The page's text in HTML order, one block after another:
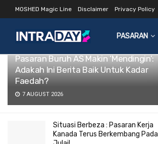
LATEST TRENDING Filter
Pasaran Buruh AS Makin ‘Mendingin’:
Adakah Ini Berita Baik Untuk Kadar
Faedah?
7 AUGUST 2026
Situasi Berbeza : Pasaran Kerja
Kanada Terus Berkembang Pada
MOSHED Magic Line Disclaimer Privacy Policy
PASARAN